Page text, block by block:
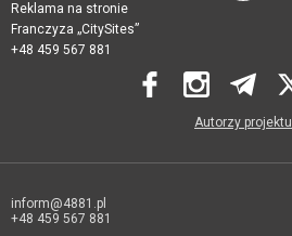
Reklama na stronie
Franczyza „CitySites”
+48 459 567 881
Autorzy projektu
inform@4881.pl
+48 459 567 881